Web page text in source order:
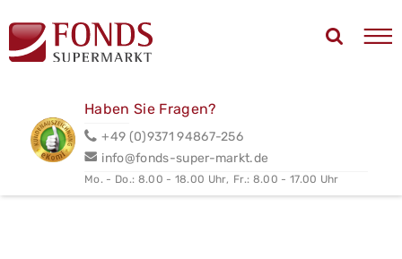
Haben Sie Fragen?
+49 (0)9371 94867-256
info@fonds-super-markt.de
Mo. - Do.: 8.00 - 18.00 Uhr, Fr.: 8.00 - 17.00 Uhr